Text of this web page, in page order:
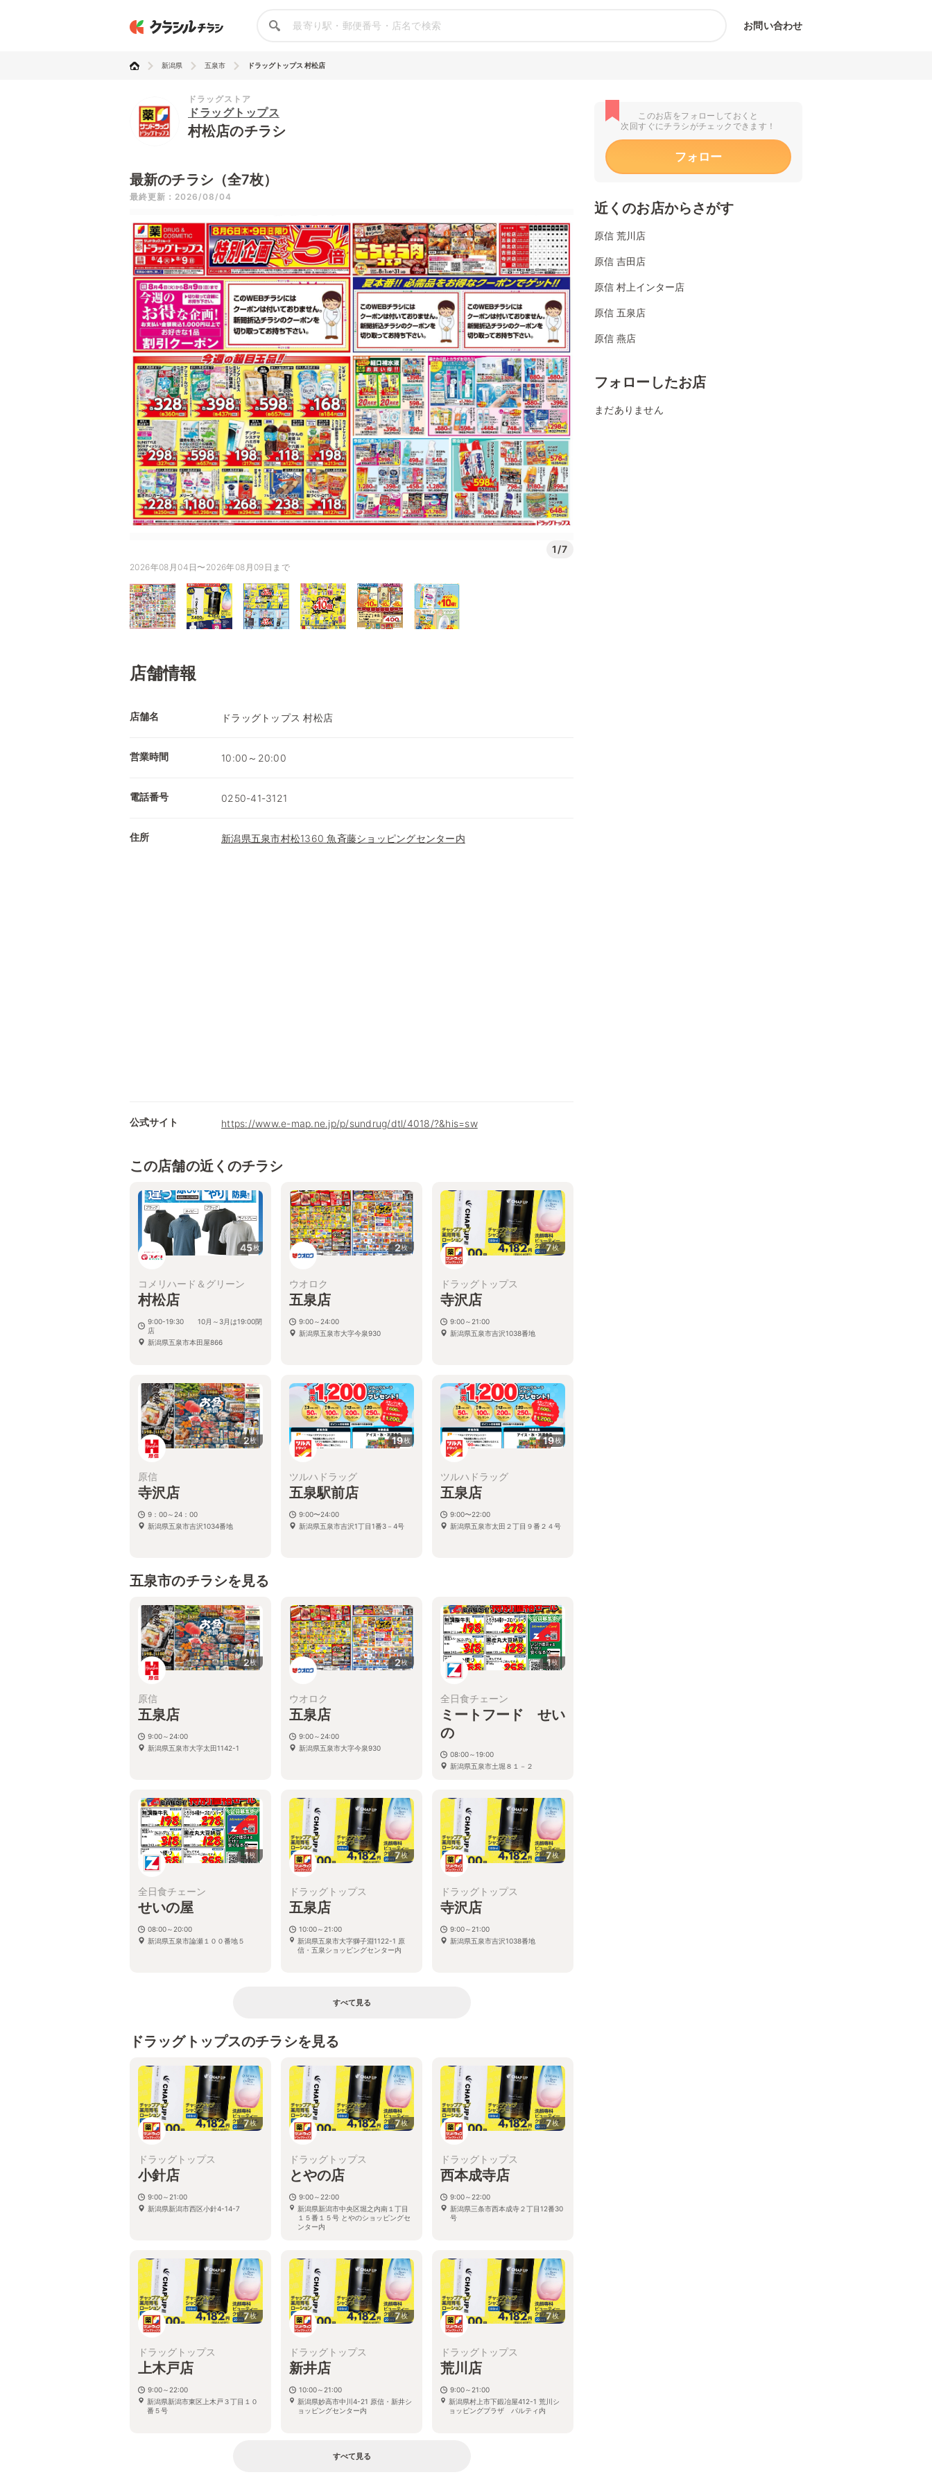
お問い合わせ
新潟県 五泉市 ドラッグトップス 村松店
ドラッグストア
ドラッグトップス
村松店のチラシ
最新のチラシ（全7枚）
最終更新：2026/08/04
1/7
2026年08月04日〜2026年08月09日まで
店舗情報
店舗名 ドラッグトップス 村松店
営業時間 10:00～20:00
電話番号 0250-41-3121
住所 新潟県五泉市村松1360 魚斉藤ショッピングセンター内
公式サイト https://www.e-map.ne.jp/p/sundrug/dtl/4018/?&his=sw
この店舗の近くのチラシ
45枚
コメリハード＆グリーン
村松店
9:00-19:30 10月～3月は19:00閉
店
新潟県五泉市本田屋866
2枚
ウオロク
五泉店
9:00～24:00
新潟県五泉市大字今泉930
7枚
ドラッグトップス
寺沢店
9:00～21:00
新潟県五泉市吉沢1038番地
2枚
原信
寺沢店
9：00～24：00
新潟県五泉市吉沢1034番地
19枚
ツルハドラッグ
五泉駅前店
9:00〜24:00
新潟県五泉市吉沢1丁目1番3－4号
19枚
ツルハドラッグ
五泉店
9:00〜22:00
新潟県五泉市太田２丁目９番２４号
五泉市のチラシを見る
2枚
原信
五泉店
9:00～24:00
新潟県五泉市大字太田1142-1
2枚
ウオロク
五泉店
9:00～24:00
新潟県五泉市大字今泉930
1枚
全日食チェーン
ミートフード せい
の
08:00～19:00
新潟県五泉市土堀８１－２
1枚
全日食チェーン
せいの屋
08:00～20:00
新潟県五泉市論瀬１００番地５
7枚
ドラッグトップス
五泉店
10:00～21:00
新潟県五泉市大字獅子淵1122-1 原
信・五泉ショッピングセンター内
7枚
ドラッグトップス
寺沢店
9:00～21:00
新潟県五泉市吉沢1038番地
すべて見る
ドラッグトップスのチラシを見る
7枚
ドラッグトップス
小針店
9:00～21:00
新潟県新潟市西区小針4-14-7
7枚
ドラッグトップス
とやの店
9:00～22:00
新潟県新潟市中央区堀之内南１丁目
１５番１５号 とやのショッピングセ
ンター内
7枚
ドラッグトップス
西本成寺店
9:00～22:00
新潟県三条市西本成寺２丁目12番30
号
7枚
ドラッグトップス
上木戸店
9:00～22:00
新潟県新潟市東区上木戸３丁目１０
番５号
7枚
ドラッグトップス
新井店
10:00～21:00
新潟県妙高市中川4-21 原信・新井シ
ョッピングセンター内
7枚
ドラッグトップス
荒川店
9:00～21:00
新潟県村上市下鍛冶屋412-1 荒川シ
ョッピングプラザ パルティ内
すべて見る
このお店をフォローしておくと
次回すぐにチラシがチェックできます！
フォロー
近くのお店からさがす
原信 荒川店
原信 吉田店
原信 村上インター店
原信 五泉店
原信 燕店
フォローしたお店
まだありません